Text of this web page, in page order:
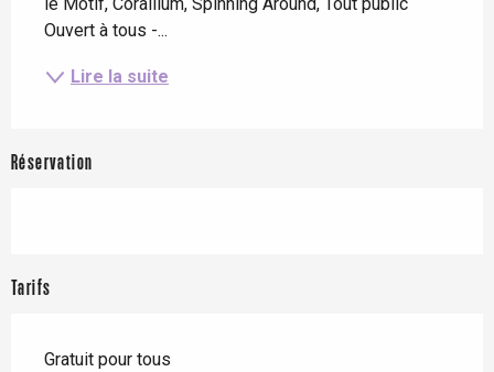
le Motif, Corallium, Spinning Around, Tout public
Ouvert à tous -...
Lire la suite
Réservation
Tarifs
Gratuit pour tous